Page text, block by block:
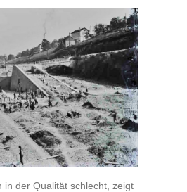
in der Qualität schlecht, zeigt